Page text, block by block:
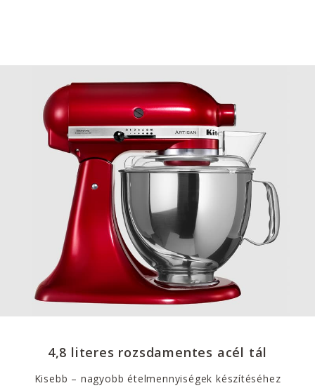
4,8 literes rozsdamentes acél tál
Kisebb – nagyobb ételmennyiségek készítéséhez